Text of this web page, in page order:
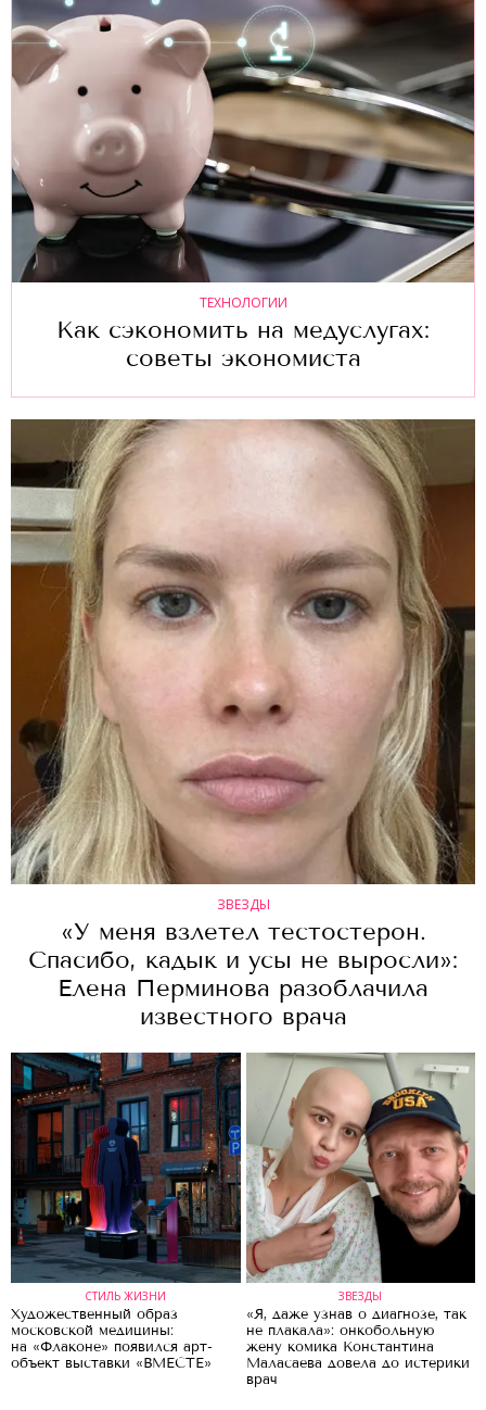
ТЕХНОЛОГИИ
Как сэкономить на медуслугах:
советы экономиста
ЗВЕЗДЫ
«У меня взлетел тестостерон.
Спасибо, кадык и усы не выросли»:
Елена Перминова разоблачила
известного врача
СТИЛЬ ЖИЗНИ
Художественный образ
московской медицины:
на «Флаконе» появился арт-
объект выставки «ВМЕСТЕ»
ЗВЕЗДЫ
«Я, даже узнав о диагнозе, так
не плакала»: онкобольную
жену комика Константина
Маласаева довела до истерики
врач